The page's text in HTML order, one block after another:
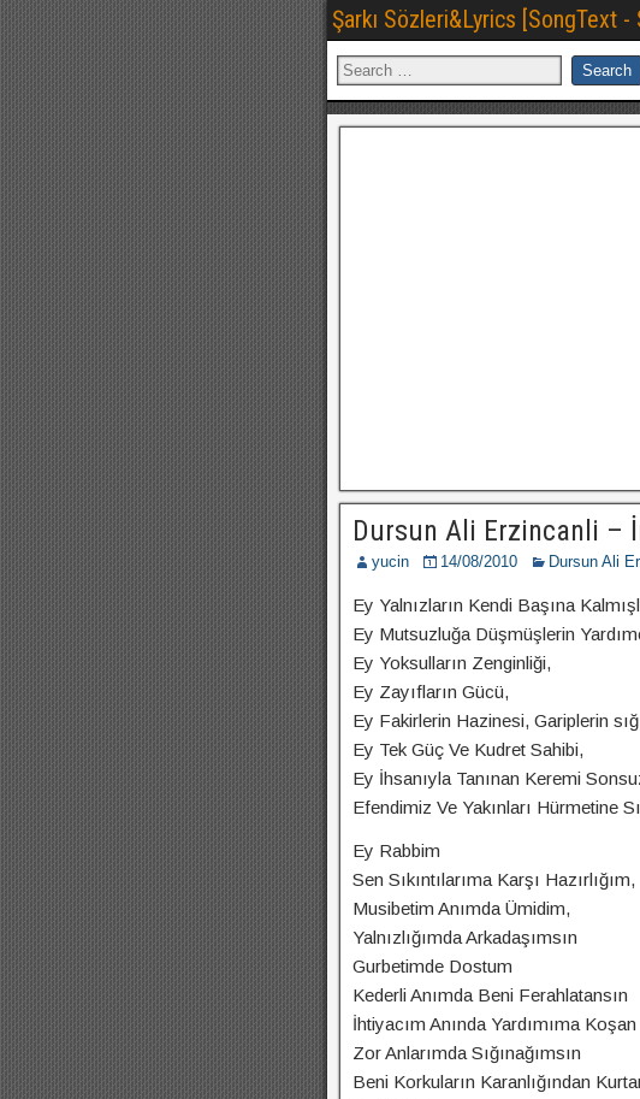
Şarkı Sözleri&Lyrics [SongText
Dursun Ali Erzincanli –
yucin 14/08/2010 Dursun Ali
Ey Yalnızların Kendi Başına
Ey Mutsuzluğa Düşmüşlerin
Ey Yoksulların Zenginliği,
Ey Zayıfların Gücü,
Ey Fakirlerin Hazinesi, Gariplerin
Ey Tek Güç Ve Kudret Sahibi,
Ey İhsanıyla Tanınan Keremi
Efendimiz Ve Yakınları Hürmetine
Ey Rabbim
Sen Sıkıntılarıma Karşı Hazırlığım,
Musibetim Anımda Ümidim,
Yalnızlığımda Arkadaşımsın
Gurbetimde Dostum
Kederli Anımda Beni Ferahlatansın
İhtiyacım Anında Yardımıma Koşan
Zor Anlarımda Sığınağımsın
Beni Korkuların Karanlığından